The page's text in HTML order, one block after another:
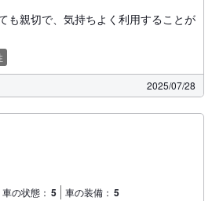
も親切で、気持ちよく利用することが
2025/07/28
車の状態： 5 車の装備： 5